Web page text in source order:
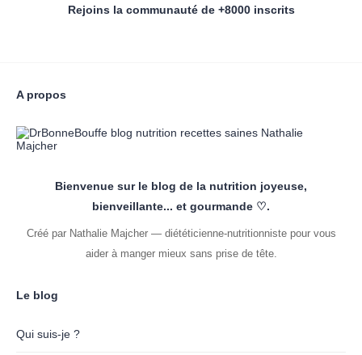
Rejoins la communauté de +8000 inscrits
A propos
Bienvenue sur le blog de la nutrition joyeuse,
bienveillante... et gourmande ♡.
Créé par Nathalie Majcher — diététicienne-nutritionniste pour vous
aider à manger mieux sans prise de tête.
Le blog
Qui suis-je ?